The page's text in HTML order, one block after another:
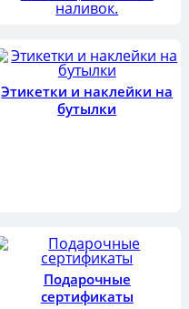
наливок.
Этикетки и наклейки на
бутылки
Подарочные
сертификаты